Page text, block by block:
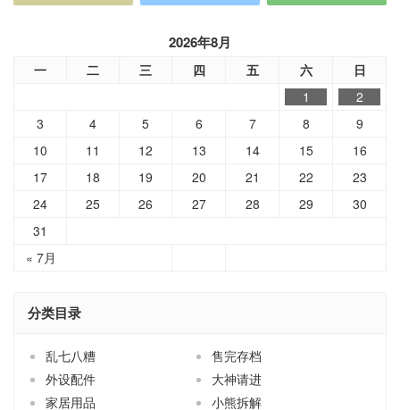
2026年8月
一 二 三 四 五 六 日
« 7月
1
2
3
4 5 6 7 8
9
10
11 12 13 14 15
16
17
18 19 20 21 22
23
24
25 26 27 28 29
30
31
分类目录
乱七八糟
售完存档
外设配件
大神请进
家居用品
小熊拆解